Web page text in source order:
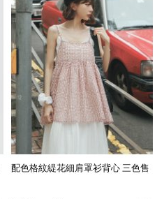
配色格紋緹花細肩罩衫背心 三色售